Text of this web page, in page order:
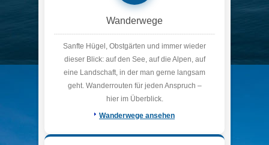
Wanderwege
Sanfte Hügel, Obstgärten und immer wieder
dieser Blick: auf den See, auf die Alpen, auf
eine Landschaft, in der man gerne langsam
geht. Wanderrouten für jeden Anspruch –
hier im Überblick.
Wanderwege ansehen